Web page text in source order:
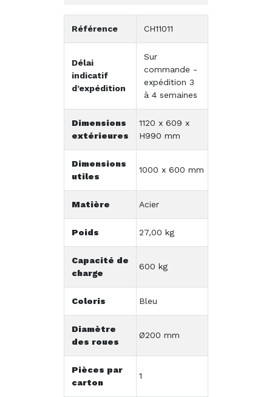
Référence CH11011
Délai
indicatif
d’expédition
Sur
commande -
expédition 3
à 4 semaines
Dimensions
extérieures
1120 x 609 x
H990 mm
Dimensions
utiles
1000 x 600 mm
Matière Acier
Poids 27,00 kg
Capacité de
charge
600 kg
Coloris Bleu
Diamètre
des roues
Ø200 mm
Pièces par
carton
1